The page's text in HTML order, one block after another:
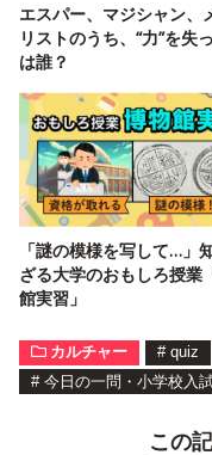
エスパー、マジシャン、
リストのうち、“力”を失
は誰？
「謎の模様を写して…」
ざる大学のおもしろ授業
館実習」
カルチャー # quiz
# 今日の一問・小学校入
この